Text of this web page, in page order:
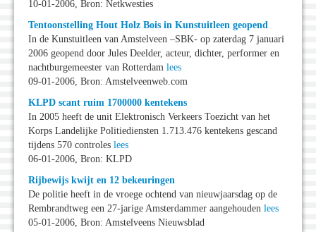
10-01-2006, Bron: Netkwesties
Tentoonstelling Hout Holz Bois in Kunstuitleen geopend
In de Kunstuitleen van Amstelveen –SBK- op zaterdag 7 januari
2006 geopend door Jules Deelder, acteur, dichter, performer en
nachtburgemeester van Rotterdam lees
09-01-2006, Bron: Amstelveenweb.com
KLPD scant ruim 1700000 kentekens
In 2005 heeft de unit Elektronisch Verkeers Toezicht van het
Korps Landelijke Politiediensten 1.713.476 kentekens gescand
tijdens 570 controles lees
06-01-2006, Bron: KLPD
Rijbewijs kwijt en 12 bekeuringen
De politie heeft in de vroege ochtend van nieuwjaarsdag op de
Rembrandtweg een 27-jarige Amsterdammer aangehouden lees
05-01-2006, Bron: Amstelveens Nieuwsblad